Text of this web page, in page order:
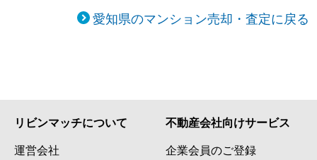
愛知県のマンション売却・査定に戻る
リビンマッチについて
運営会社
不動産会社向けサービス
企業会員のご登録